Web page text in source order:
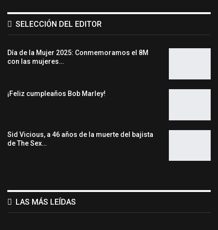
SELECCIÓN DEL EDITOR
Día de la Mujer 2025: Conmemoramos el 8M
con las mujeres…
¡Feliz cumpleaños Bob Marley!
Sid Vicious, a 46 años de la muerte del bajista
de The Sex…
LAS MÁS LEÍDAS